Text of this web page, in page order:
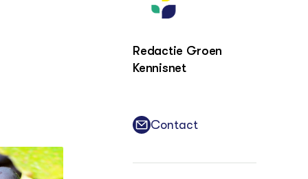
Vakbladen
Redactie Groen
Kennisnet
Contact